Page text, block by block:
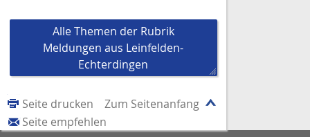
Alle Themen der Rubrik
Meldungen aus Leinfelden-
Echterdingen
Zum Seitenanfang
Seite drucken
Seite empfehlen